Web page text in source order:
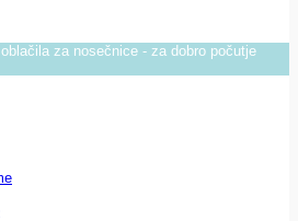
za nosečnice - za dobro počutje